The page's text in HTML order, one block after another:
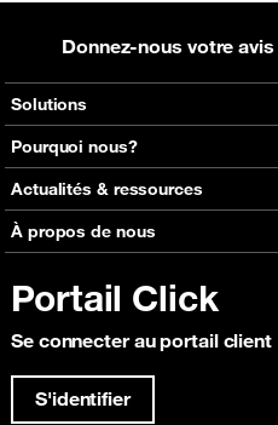
Solutions
Voix
Roaming
Solutions de capacité
IP Transit
Content Delivery Network (CDN)
Sécurité et Anti-Fraude
Connectivité Cloud
Pourquoi nous?
Réseaux mondiaux d'Orange
Carte réseau interactive
Découvrir Click
Témoignages clients
Actualités & ressources
Consultez nos actualités
Focus Magazine
À propos de nous
Portail Click
Se connecter au portail client
S'identifier
Donnez-nous votre avis